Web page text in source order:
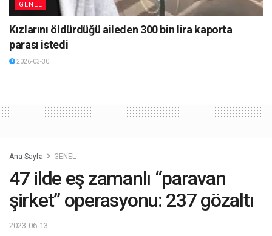
GENEL
Kızlarını öldürdüğü aileden 300 bin lira kaporta
parası istedi
2026-03-30
Ana Sayfa GENEL
47 ilde eş zamanlı “paravan
şirket” operasyonu: 237 gözaltı
2023-06-13